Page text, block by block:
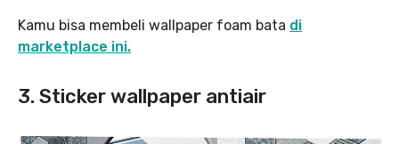
Kamu bisa membeli wallpaper foam bata di
marketplace ini.
3. Sticker wallpaper antiair